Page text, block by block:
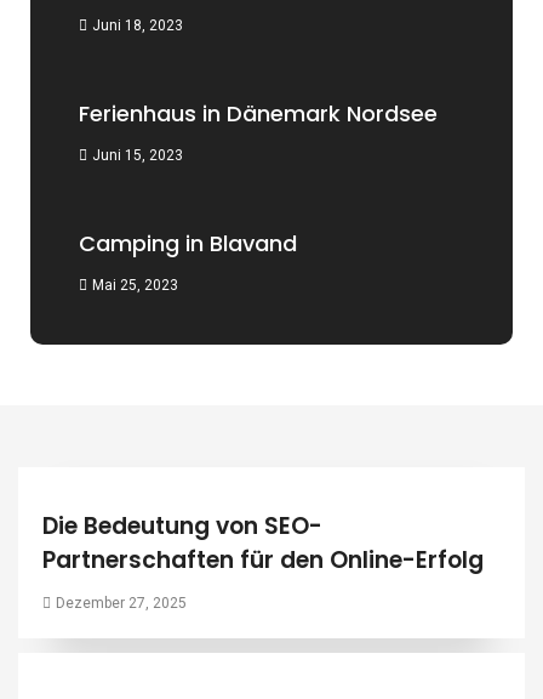
Juni 18, 2023
Ferienhaus in Dänemark Nordsee
Juni 15, 2023
Camping in Blavand
Mai 25, 2023
Die Bedeutung von SEO-
Partnerschaften für den Online-Erfolg
Dezember 27, 2025